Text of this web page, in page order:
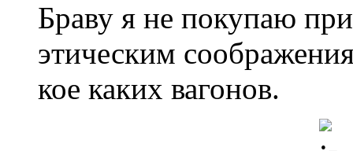
Браву я не покупаю
этическим
кое каких вагонов.